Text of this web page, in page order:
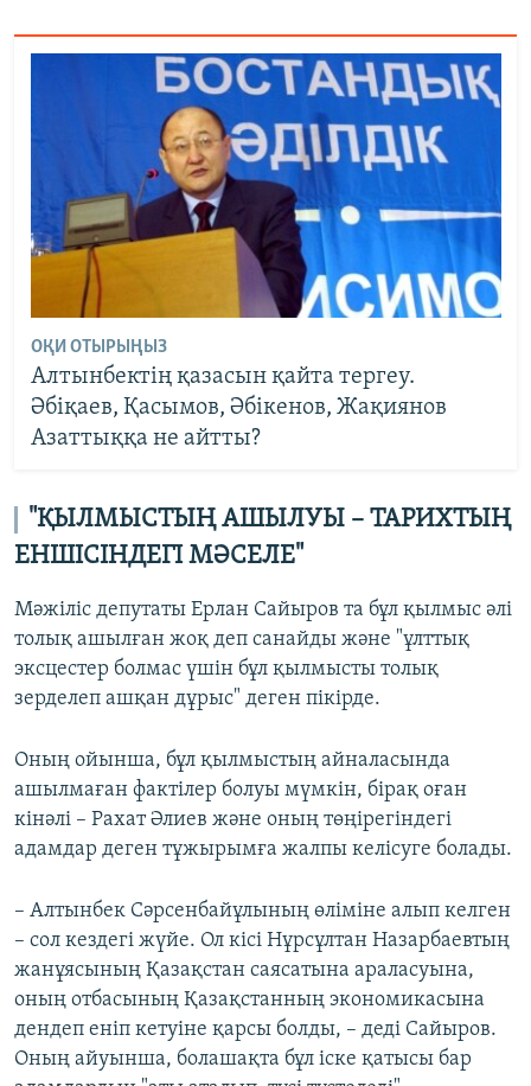
ОҚИ ОТЫРЫҢЫЗ
Алтынбектің қазасын қайта тергеу.
Әбіқаев, Қасымов, Әбікенов, Жақиянов
Азаттыққа не айтты?
"ҚЫЛМЫСТЫҢ АШЫЛУЫ – ТАРИХТЫҢ
ЕНШІСІНДЕГІ МӘСЕЛЕ"
Мәжіліс депутаты Ерлан Сайыров та бұл қылмыс әлі
толық ашылған жоқ деп санайды және "ұлттық
эксцестер болмас үшін бұл қылмысты толық
зерделеп ашқан дұрыс" деген пікірде.
Оның ойынша, бұл қылмыстың айналасында
ашылмаған фактілер болуы мүмкін, бірақ оған
кінәлі – Рахат Әлиев және оның төңірегіндегі
адамдар деген тұжырымға жалпы келісуге болады.
– Алтынбек Сәрсенбайұлының өліміне алып келген
– сол кездегі жүйе. Ол кісі Нұрсұлтан Назарбаевтың
жанұясының Қазақстан саясатына араласуына,
оның отбасының Қазақстанның экономикасына
дендеп еніп кетуіне қарсы болды, – деді Сайыров.
Оның айуынша, болашақта бұл іске қатысы бар